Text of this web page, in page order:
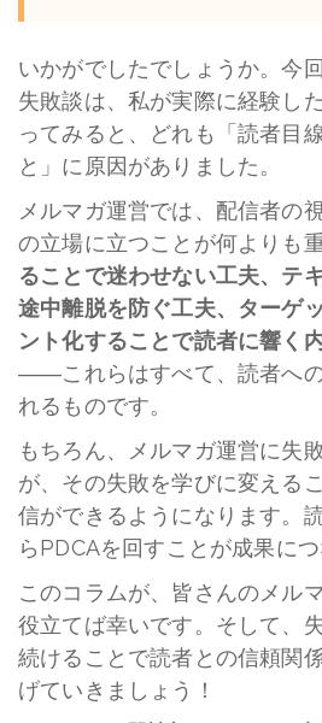
いかがでしたでしょうか。今
失敗談は、私が実際に経験し
ってみると、どれも「読者目
と」に原因がありました。
メルマガ運営では、配信者の
の立場に立つことが何よりも重
ることで迷わせない工夫、テ
途中離脱を防ぐ工夫、ターゲ
ント化することで読者に響く
――これらはすべて、読者へ
れるものです。
もちろん、メルマガ運営に失
が、その失敗を学びに変える
信ができるようになります。
らPDCAを回すことが成果につ
このコラムが、皆さんのメル
役立てば幸いです。そして、
続けることで読者との信頼関
げていきましょう！